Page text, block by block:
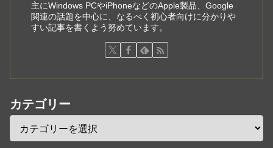
主にWindows PCやiPhoneなどのApple製品、Google
関連の話題を中心に、なるべく初心者向けに分かりや
すい記事を書くよう努めています。
カテゴリー